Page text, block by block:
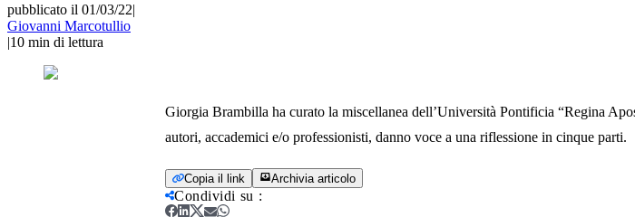
pubblicato il 01/03/22|
Giovanni Marcotullio
|10 min di lettura
Giorgia Brambilla ha curato la miscellanea dell’Università Pontificia “Regina
autori, accademici e/o professionisti, danno voce a una riflessione in cinque parti.
Copia il link Archivia articolo
Condividi su :